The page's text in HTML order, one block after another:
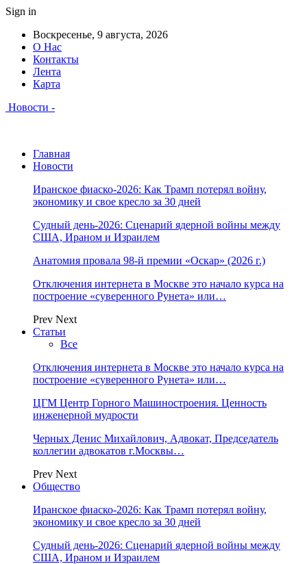
Sign in
Воскресенье, 9 августа, 2026
О Нас
Контакты
Лента
Карта
Новости -
Главная
Новости
Иранское фиаско-2026: Как Трамп потерял войну,
экономику и свое кресло за 30 дней
Судный день-2026: Сценарий ядерной войны между
США, Ираном и Израилем
Анатомия провала 98-й премии «Оскар» (2026 г.)
Отключения интернета в Москве это начало курса на
построение «суверенного Рунета» или…
Prev Next
Статьи
Все
Отключения интернета в Москве это начало курса на
построение «суверенного Рунета» или…
ЦГМ Центр Горного Машиностроения. Ценность
инженерной мудрости
Черных Денис Михайлович, Адвокат, Председатель
коллегии адвокатов г.Москвы…
Prev Next
Общество
Иранское фиаско-2026: Как Трамп потерял войну,
экономику и свое кресло за 30 дней
Судный день-2026: Сценарий ядерной войны между
США, Ираном и Израилем